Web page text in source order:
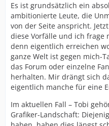
Es ist grundsätzlich ein
ambitionierte Leute, die
von der Seite anspricht.
diese Vorfälle und ich frage
denn eigentlich erreichen
ganze Welt ist gegen mich-
das Forum oder einzelne
herhalten. Mir drängt sich
eigentlich manche für eine
Im aktuellen Fall – Tobi
Grafiker-Landschaft: